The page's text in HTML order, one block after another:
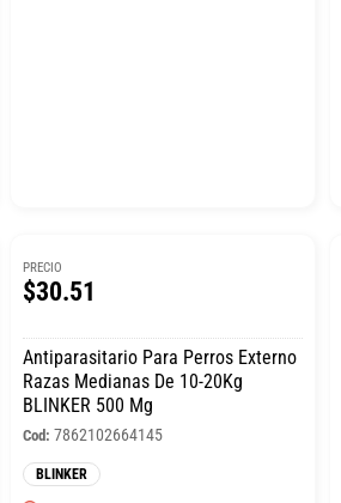
PRECIO
$30.51
Antiparasitario Para Perros Externo
Razas Medianas De 10-20Kg
BLINKER 500 Mg
Cod: 7862102664145
BLINKER